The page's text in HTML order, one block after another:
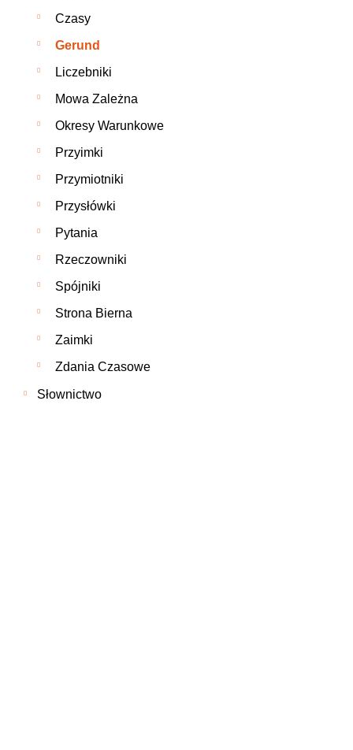
Czasy
Gerund
Liczebniki
Mowa Zależna
Okresy Warunkowe
Przyimki
Przymiotniki
Przysłówki
Pytania
Rzeczowniki
Spójniki
Strona Bierna
Zaimki
Zdania Czasowe
Słownictwo